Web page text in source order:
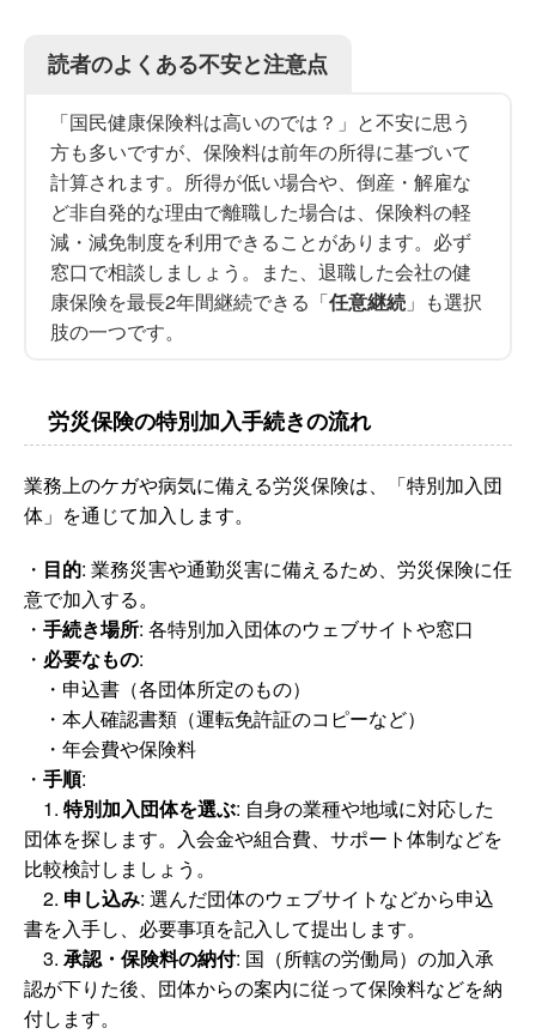
読者のよくある不安と注意点
「国民健康保険料は高いのでは？」と不安に思う
方も多いですが、保険料は前年の所得に基づいて
計算されます。所得が低い場合や、倒産・解雇な
ど非自発的な理由で離職した場合は、保険料の軽
減・減免制度を利用できることがあります。必ず
窓口で相談しましょう。また、退職した会社の健
康保険を最長2年間継続できる「任意継続 」も選択
肢の一つです。
労災保険の特別加入手続きの流れ
業務上のケガや病気に備える労災保険は、「特別加入団
体」を通じて加入します。
・ 目的: 業務災害や通勤災害に備えるため、労災保険に任
意で加入する。
・ 手続き場所: 各特別加入団体のウェブサイトや窓口
・ 必要なもの:
・申込書（各団体所定のもの）
・本人確認書類（運転免許証のコピーなど）
・年会費や保険料
・ 手順:
1. 特別加入団体を選ぶ: 自身の業種や地域に対応した
団体を探します。入会金や組合費、サポート体制などを
比較検討しましょう。
2. 申し込み: 選んだ団体のウェブサイトなどから申込
書を入手し、必要事項を記入して提出します。
3. 承認・保険料の納付: 国（所轄の労働局）の加入承
認が下りた後、団体からの案内に従って保険料などを納
付します。